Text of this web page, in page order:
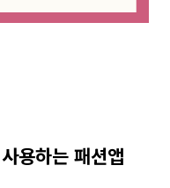
용하는 패션앱